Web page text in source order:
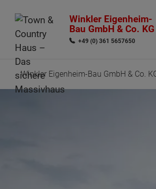
Winkler Eigenheim-
Bau GmbH & Co. KG
+49 (0) 361 5657650
Winkler Eigenheim-Bau GmbH & Co.